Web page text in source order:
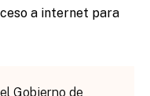
a internet para
Gobierno de